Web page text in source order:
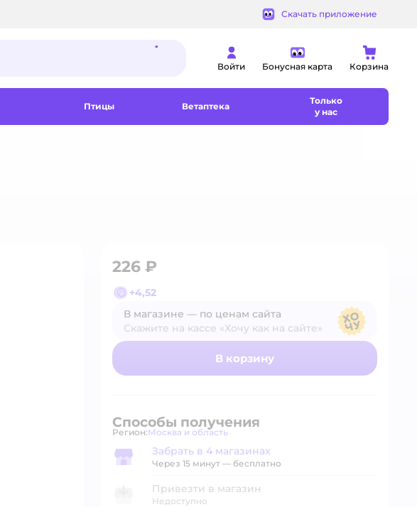
Скачать приложение
Войти Бонусная карта Корзина
Птицы Ветаптека
Только
у нас
226 ₽
+4,52
В магазине — по ценам сайта
Скажите на кассе «Хочу как на сайте»
В магазине — по ценам сайта
В корзину
Способы получения
Регион: Выбор адреса доставки.
Москва и область
Забрать в магазине
Забрать в 4 магазинах
Через 15 минут — бесплатно
Привезти в магазин
Недоступно